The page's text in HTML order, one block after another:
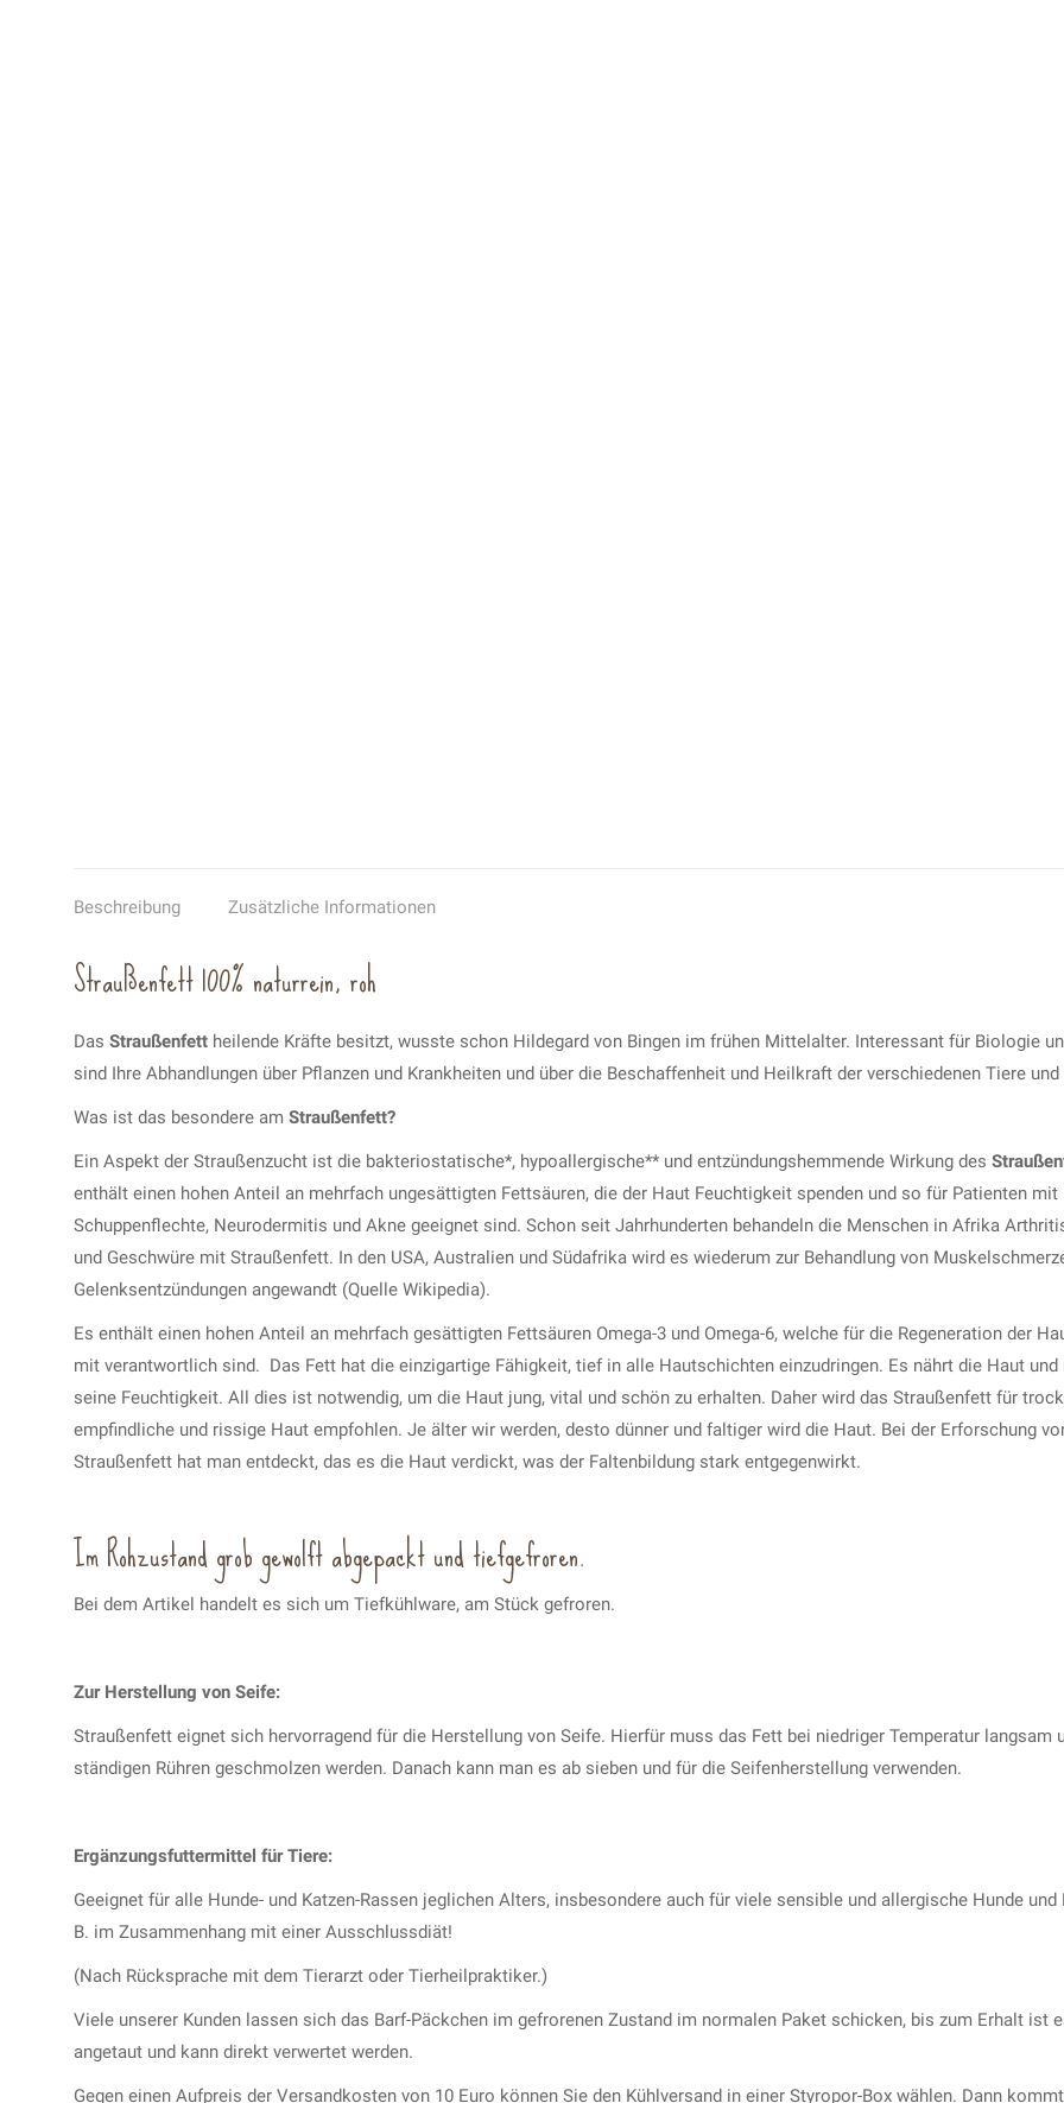
Beschreibung Zusätzliche Informationen
Straußenfett 100% naturrein, roh
Das Straußenfett heilende Kräfte besitzt, wusste schon Hildegard von Bingen im frühen Mittelalter. Interessant für Biologie
sind Ihre Abhandlungen über Pflanzen und Krankheiten und über die Beschaffenheit und Heilkraft der verschiedenen Tiere und
Was ist das besondere am Straußenfett?
Ein Aspekt der Straußenzucht ist die bakteriostatische*, hypoallergische** und entzündungshemmende Wirkung des
enthält einen hohen Anteil an mehrfach ungesättigten Fettsäuren, die der Haut Feuchtigkeit spenden und so für Patienten mit
Schuppenflechte, Neurodermitis und Akne geeignet sind. Schon seit Jahrhunderten behandeln die Menschen in Afrika
und Geschwüre mit Straußenfett. In den USA, Australien und Südafrika wird es wiederum zur Behandlung von
Gelenksentzündungen angewandt (Quelle Wikipedia).
Es enthält einen hohen Anteil an mehrfach gesättigten Fettsäuren Omega-3 und Omega-6, welche für die Regeneration der
mit verantwortlich sind. Das Fett hat die einzigartige Fähigkeit, tief in alle Hautschichten einzudringen. Es nährt die Haut und
seine Feuchtigkeit. All dies ist notwendig, um die Haut jung, vital und schön zu erhalten. Daher wird das Straußenfett für
empfindliche und rissige Haut empfohlen. Je älter wir werden, desto dünner und faltiger wird die Haut. Bei der Erforschung
Straußenfett hat man entdeckt, das es die Haut verdickt, was der Faltenbildung stark entgegenwirkt.
Im Rohzustand grob gewolft abgepackt und tiefgefroren.
Bei dem Artikel handelt es sich um Tiefkühlware, am Stück gefroren.
Zur Herstellung von Seife:
Straußenfett eignet sich hervorragend für die Herstellung von Seife. Hierfür muss das Fett bei niedriger Temperatur langsam
ständigen Rühren geschmolzen werden. Danach kann man es ab sieben und für die Seifenherstellung verwenden.
Ergänzungsfuttermittel für Tiere:
Geeignet für alle Hunde- und Katzen-Rassen jeglichen Alters, insbesondere auch für viele sensible und allergische Hunde und
B. im Zusammenhang mit einer Ausschlussdiät!
(Nach Rücksprache mit dem Tierarzt oder Tierheilpraktiker.)
Viele unserer Kunden lassen sich das Barf-Päckchen im gefrorenen Zustand im normalen Paket schicken, bis zum Erhalt ist
angetaut und kann direkt verwertet werden.
Gegen einen Aufpreis der Versandkosten von 10 Euro können Sie den Kühlversand in einer Styropor-Box wählen. Dann